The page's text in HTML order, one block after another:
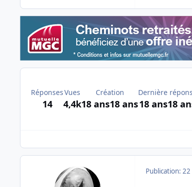
Réponses
14
Vues
4,4k
Création
18 ans18 ans
Dernière
18 ans18
Publication: 22